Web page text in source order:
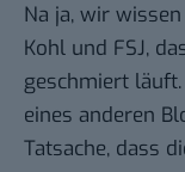
Na ja, wir
Kohl und FSJ,
geschmiert
eines anderen
Tatsache, dass